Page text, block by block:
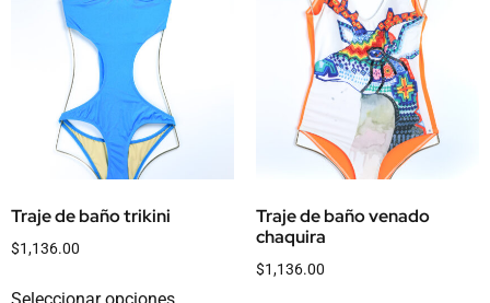
Traje de baño trikini
$1,136.00
Traje de baño venado
chaquira
$1,136.00